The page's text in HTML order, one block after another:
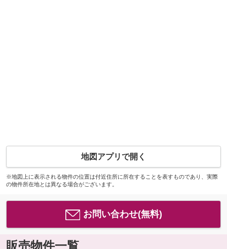
地図アプリで開く
※地図上に表示される物件の位置は付近住所に所在することを表すものであり、実際
の物件所在地とは異なる場合がございます。
お問い合わせ(無料)
販売物件一覧